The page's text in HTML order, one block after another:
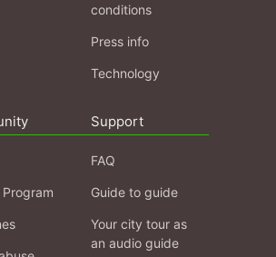
conditions
Press info
Technology
Support
FAQ
Guide to guide
Your city tour as
an audio guide